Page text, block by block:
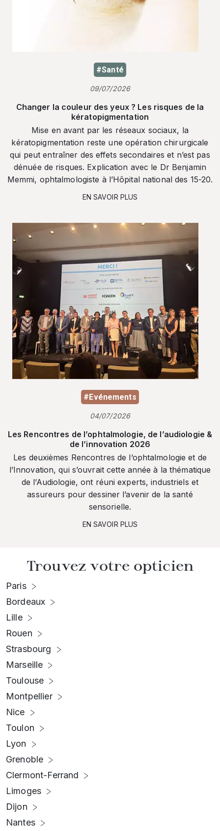
#Santé
09/07/2026
Changer la couleur des yeux ? Les risques de la
kératopigmentation
Mise en avant par les réseaux sociaux, la
kératopigmentation reste une opération chirurgicale
qui peut entraîner des effets secondaires et n’est pas
dénuée de risques. Explication avec le Dr Benjamin
Memmi, ophtalmologiste à l’Hôpital national des 15-20.
EN SAVOIR PLUS
#Evénements
04/07/2026
Les Rencontres de l’ophtalmologie, de l’audiologie &
de l’innovation 2026
Les deuxièmes Rencontres de l’ophtalmologie et de
l’Innovation, qui s’ouvrait cette année à la thématique
de l’Audiologie, ont réuni experts, industriels et
assureurs pour dessiner l’avenir de la santé
sensorielle.
EN SAVOIR PLUS
Trouvez votre opticien
Paris
Bordeaux
Lille
Rouen
Strasbourg
Marseille
Toulouse
Montpellier
Nice
Toulon
Lyon
Grenoble
Clermont-Ferrand
Limoges
Dijon
Nantes